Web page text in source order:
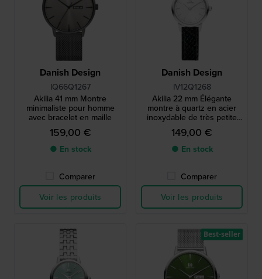
Danish Design
IQ66Q1267
Akilia 41 mm Montre
minimaliste pour homme
avec bracelet en maille
159,00 €
● En stock
Comparer
Voir les produits
Danish Design
IV12Q1268
Akilia 22 mm Élégante
montre à quartz en acier
inoxydable de très petite
taille
149,00 €
● En stock
Comparer
Voir les produits
Best-seller